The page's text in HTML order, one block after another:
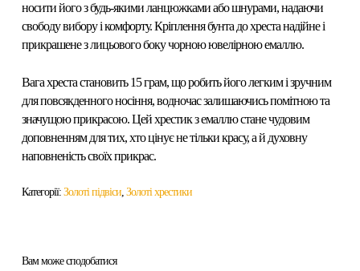
носити його з будь-якими ланцюжками або шнурами, надаючи
свободу вибору і комфорту. Кріплення бунта до хреста надійне і
прикрашене з лицьового боку чорною ювелірною емаллю.
Вага хреста становить 15 грам, що робить його легким і зручним
для повсякденного носіння, водночас залишаючись помітною та
значущою прикрасою. Цей хрестик з емаллю стане чудовим
доповненням для тих, хто цінує не тільки красу, а й духовну
наповненість своїх прикрас.
Категорії: Золоті підвіси, Золоті хрестики
Вам може сподобатися